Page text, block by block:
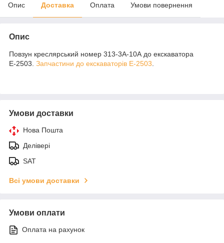
Опис Доставка Оплата Умови повернення
Опис
Повзун креслярський номер 313-3А-10А до екскаватора
Е-2503. Запчастини до екскаваторів Е-2503
Умови доставки
Нова Пошта
Делівері
SAT
Всі умови доставки
Умови оплати
Оплата на рахунок